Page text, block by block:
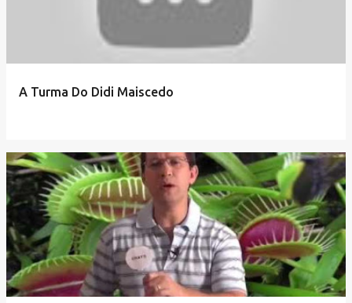
A Turma Do Didi Maiscedo